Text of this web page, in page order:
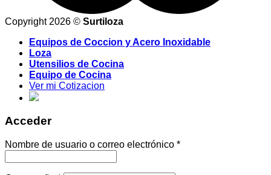
Copyright 2026 © Surtiloza
Equipos de Coccion y Acero Inoxidable
Loza
Utensilios de Cocina
Equipo de Cocina
Ver mi Cotizacion
Acceder
Nombre de usuario o correo electrónico *